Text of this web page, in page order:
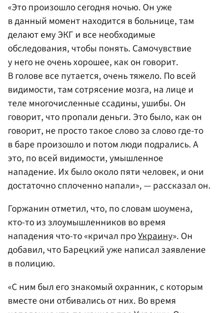
«Это произошло сегодня ночью. Он уже
в данный момент находится в больнице, там
делают ему ЭКГ и все необходимые
обследования, чтобы понять. Самочувствие
у него не очень хорошее, как он говорит.
В голове все путается, очень тяжело. По всей
видимости, там сотрясение мозга, на лице и
теле многочисленные ссадины, ушибы. Он
говорит, что пропали деньги. Это было, как он
говорит, не просто такое слово за слово где-то
в баре произошло и потом люди подрались. А
это, по всей видимости, умышленное
нападение. Их было около пяти человек, и они
достаточно сплоченно напали», — рассказал он.
Горжанин отметил, что, по словам шоумена,
кто-то из злоумышленников во время
нападения что-то «кричал проУкраину». Он
добавил, что Барецкий уже написал заявление
в полицию.
«С ним был его знакомый охранник, с которым
вместе они отбивались от них. Во время